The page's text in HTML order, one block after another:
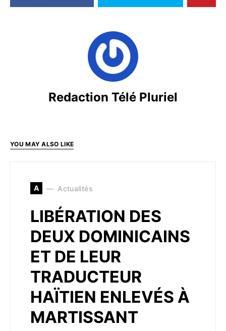
Redaction Télé Pluriel
YOU MAY ALSO LIKE
A Actualités
LIBÉRATION DES
DEUX DOMINICAINS
ET DE LEUR
TRADUCTEUR
HAÏTIEN ENLEVÉS À
MARTISSANT